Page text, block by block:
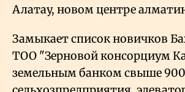
Алатау, новом центре
Замыкает список новичков
ТОО "Зерновой консорциум
земельным банком свыше